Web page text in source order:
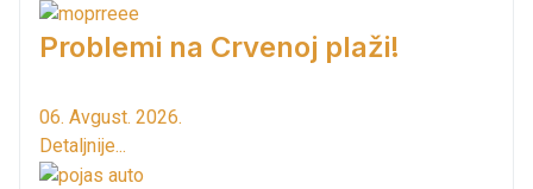
Problemi na Crvenoj plaži!
06. Avgust. 2026.
Detaljnije...